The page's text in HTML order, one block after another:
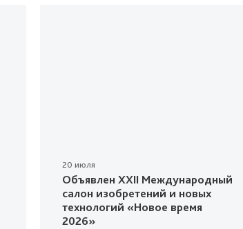
20 июля
Объявлен XXII Международный
салон изобретений и новых
технологий «Новое время
2026»